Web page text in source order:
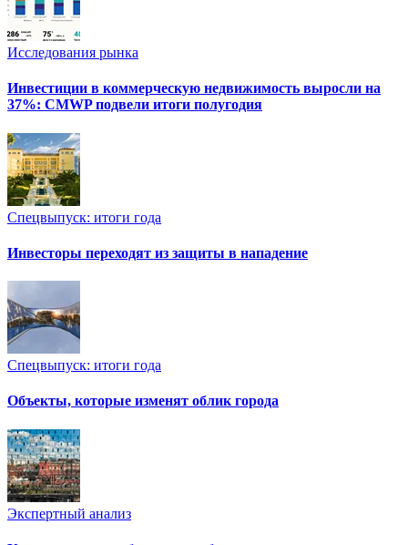
Исследования рынка
Инвестиции в коммерческую недвижимость выросли на
37%: CMWP подвели итоги полугодия
Спецвыпуск: итоги года
Инвесторы переходят из защиты в нападение
Спецвыпуск: итоги года
Объекты, которые изменят облик города
Экспертный анализ